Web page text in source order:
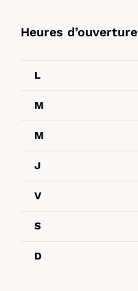
Heures d’ouverture
L
M
M
J
V
S
D